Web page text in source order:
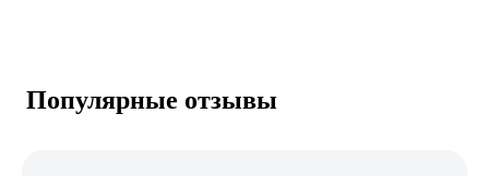
Популярные отзывы